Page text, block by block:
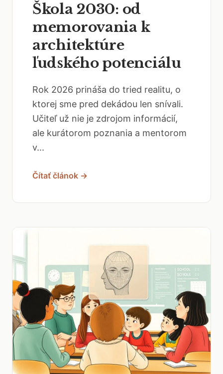
Škola 2030: od
memorovania k
architektúre
ľudského potenciálu
Rok 2026 prináša do tried realitu, o
ktorej sme pred dekádou len snívali.
Učiteľ už nie je zdrojom informácií,
ale kurátorom poznania a mentorom
v...
Čítať článok →